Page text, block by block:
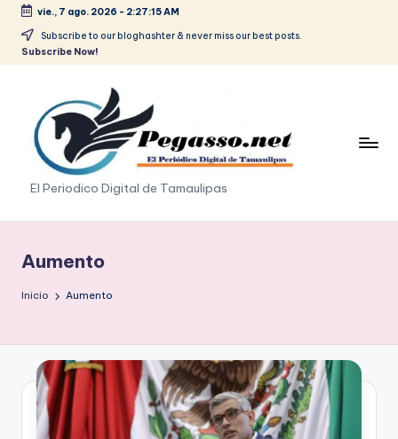
Saltar
vie., 7 ago. 2026 - 2:27:16 AM
Subscribe to our bloghashter & never miss our best posts.
Subscribe Now!
p
e
g
s
.
p
r
El Periodico Digital de Tamaulipas
Aumento
Inicio Aumento